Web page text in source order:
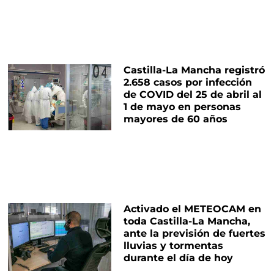
Castilla-La Mancha registró
2.658 casos por infección
de COVID del 25 de abril al
1 de mayo en personas
mayores de 60 años
Activado el METEOCAM en
toda Castilla-La Mancha,
ante la previsión de fuertes
lluvias y tormentas
durante el día de hoy